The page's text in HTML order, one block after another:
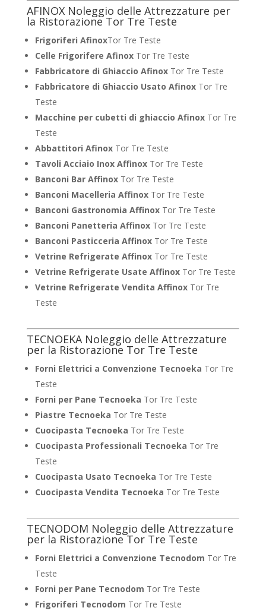
AFINOX Noleggio delle Attrezzature per
la Ristorazione Tor Tre Teste
Frigoriferi AfinoxTor Tre Teste
Celle Frigorifere AfinoxTor Tre Teste
Fabbricatore di Ghiaccio AfinoxTor Tre Teste
Fabbricatore di Ghiaccio Usato AfinoxTor Tre
Teste
Macchine per cubetti di ghiaccio AfinoxTor Tre
Teste
Abbattitori Afinox Tor Tre Teste
Tavoli Acciaio Inox AffinoxTor Tre Teste
Banconi Bar AffinoxTor Tre Teste
Banconi Macelleria AffinoxTor Tre Teste
Banconi Gastronomia AffinoxTor Tre Teste
Banconi Panetteria AffinoxTor Tre Teste
Banconi Pasticceria AffinoxTor Tre Teste
Vetrine Refrigerate AffinoxTor Tre Teste
Vetrine Refrigerate Usate AffinoxTor Tre Teste
Vetrine Refrigerate Vendita AffinoxTor Tre
Teste
TECNOEKA Noleggio delle Attrezzature
per la Ristorazione Tor Tre Teste
Forni Elettrici a Convenzione Tecnoeka Tor Tre
Teste
Forni per Pane Tecnoeka Tor Tre Teste
Piastre Tecnoeka Tor Tre Teste
Cuocipasta Tecnoeka Tor Tre Teste
Cuocipasta Professionali Tecnoeka Tor Tre
Teste
Cuocipasta Usato Tecnoeka Tor Tre Teste
Cuocipasta Vendita Tecnoeka Tor Tre Teste
TECNODOM Noleggio delle Attrezzature
per la Ristorazione Tor Tre Teste
Forni Elettrici a Convenzione Tecnodom Tor Tre
Teste
Forni per Pane Tecnodom Tor Tre Teste
Frigoriferi Tecnodom Tor Tre Teste